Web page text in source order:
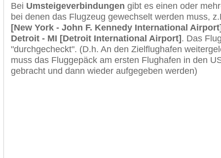
Bei Umsteigeverbindungen gibt es einen oder
bei denen das Flugzeug gewechselt werden muss,
[New York - John F. Kennedy International
Detroit - MI [Detroit International Airport]. Das
"durchgecheckt". (D.h. An den Zielflughafen
muss das Fluggepäck am ersten Flughafen in den
gebracht und dann wieder aufgegeben werden)